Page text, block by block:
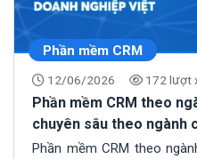
Phần mềm CRM
12/06/2026 172 lượt
Phần mềm CRM theo
chuyên sâu theo ngành
Phần mềm CRM theo